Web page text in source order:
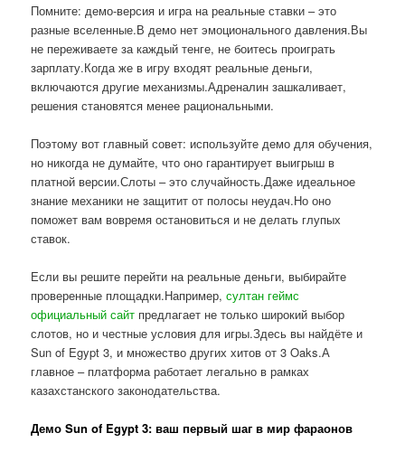
Помните: демо-версия и игра на реальные ставки – это
разные вселенные.В демо нет эмоционального давления.Вы
не переживаете за каждый тенге, не боитесь проиграть
зарплату.Когда же в игру входят реальные деньги,
включаются другие механизмы.Адреналин зашкаливает,
решения становятся менее рациональными.
Поэтому вот главный совет: используйте демо для обучения,
но никогда не думайте, что оно гарантирует выигрыш в
платной версии.Слоты – это случайность.Даже идеальное
знание механики не защитит от полосы неудач.Но оно
поможет вам вовремя остановиться и не делать глупых
ставок.
Если вы решите перейти на реальные деньги, выбирайте
проверенные площадки.Например,султан геймс
официальный сайт предлагает не только широкий выбор
слотов, но и честные условия для игры.Здесь вы найдёте и
Sun of Egypt 3, и множество других хитов от 3 Oaks.А
главное – платформа работает легально в рамках
казахстанского законодательства.
Демо Sun of Egypt 3: ваш первый шаг в мир фараонов